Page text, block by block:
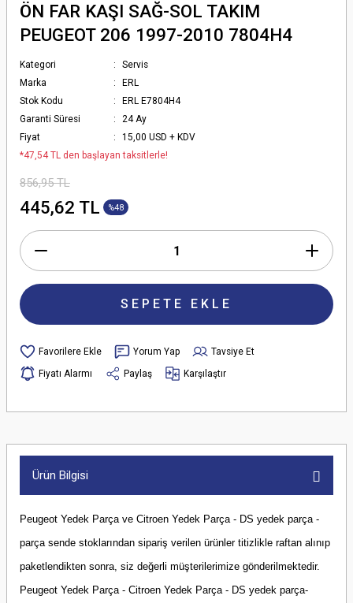
ÖN FAR KAŞI SAĞ-SOL TAKIM
PEUGEOT 206 1997-2010 7804H4
Kategori
Servis
Marka
ERL
Stok Kodu
ERL E7804H4
Garanti Süresi
24 Ay
Fiyat
15,00 USD + KDV
*47,54 TL den başlayan taksitlerle!
856,95 TL
445,62 TL %48
SEPETE EKLE
Yorum Yap
Tavsiye Et
Fiyatı Alarmı
Paylaş Karşılaştır
Ürün Bilgisi
Peugeot Yedek Parça ve Citroen Yedek Parça - DS yedek parça -
parça sende stoklarından sipariş verilen ürünler titizlikle raftan alınıp
paketlendikten sonra, siz değerli müşterilerimize gönderilmektedir.
Peugeot Yedek Parça - Citroen Yedek Parça - DS yedek parça-